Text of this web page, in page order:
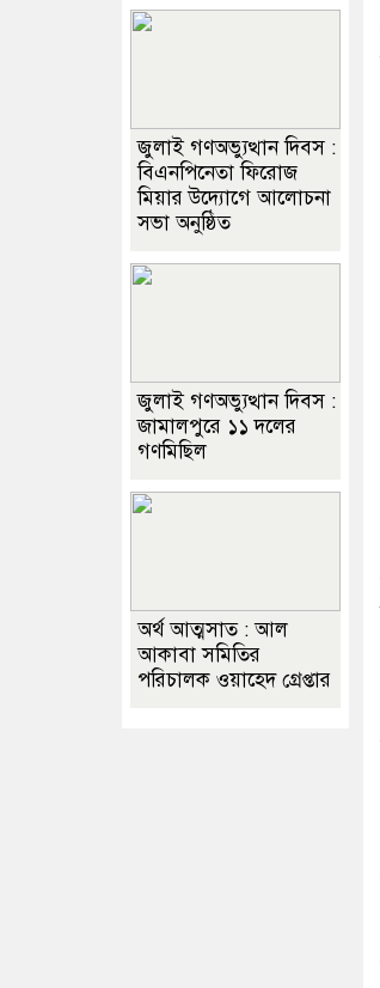
জুলাই গণঅভ্যুত্থান দিবস :
বিএনপিনেতা ফিরোজ
মিয়ার উদ্যোগে আলোচনা
সভা অনুষ্ঠিত
জুলাই গণঅভ্যুত্থান দিবস :
জামালপুরে ১১ দলের
গণমিছিল
অর্থ আত্মসাত : আল
আকাবা সমিতির
পরিচালক ওয়াহেদ গ্রেপ্তার